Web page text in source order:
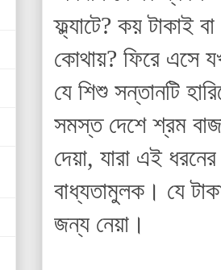
ফ্ল্যাটে? কয় টাকাই
কোথায়? ফিরে এসে
যে শিশু সন্তানটি
সমস্ত দেশে শ্রম
দেয়া, যারা এই
বাধ্যতামুলক। যে
জন্য নেয়া।